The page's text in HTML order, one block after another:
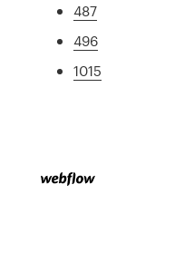
487
496
1015